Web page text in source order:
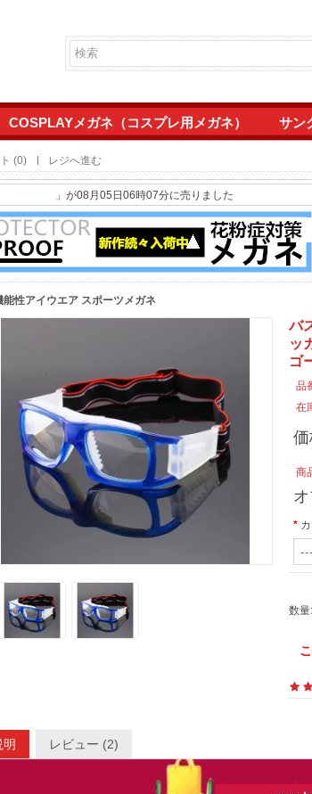
COSPLAYメガネ（コスプレ用メガネ） サン
(0)
レジへ進む
ちラウンド型メガネ南雲竜之介フレームcosplayめがね人気
」が07月27日19時10分に売りました
ちラウンド型メガネ南雲竜之介フレームcosplayめがね人気
」が07月27日19時04分に売りました
女性UVカットメガネおしゃれ2025年トレンド紫外線カット
」が03月03日21時55分に売りました
付きレンズおしゃれラウンド型流行り2026年トレンド紫外線
」が03月03日14時44分に売りました
国人気オルチャンおしゃれメガネ伊達メガネ度なし度付きレ
」が02月15日21時41分に売りました
国人気オルチャンおしゃれメガネ伊達メガネ度なし度付きレ
メガネハーフリム度付きブルーライトカットレンズ男レディ
メガネハーフリム度付きブルーライトカットレンズ男レディ
」が01月10日19時10分に売りました
能性アイウエア スポーツメガネ
バ
ッ
ゴ
品
在
商
数量:
明 レビュー (2)